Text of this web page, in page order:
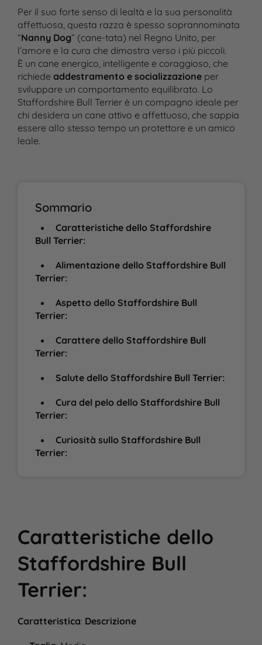
Per il suo forte senso di lealtà e la sua personalità
affettuosa, questa razza è spesso soprannominata
“Nanny Dog” (cane-tata) nel Regno Unito, per
l’amore e la cura che dimostra verso i più piccoli.
È un cane energico, intelligente e coraggioso, che
richiede addestramento e socializzazioneper
sviluppare un comportamento equilibrato. Lo
Staffordshire Bull Terrier è un compagno ideale per
chi desidera un cane attivo e affettuoso, che sappia
essere allo stesso tempo un protettore e un amico
leale.
Sommario
Caratteristiche dello Staffordshire
Bull Terrier:
Alimentazione dello Staffordshire Bull
Terrier:
Aspetto dello Staffordshire Bull
Terrier:
Carattere dello Staffordshire Bull
Terrier:
Salute dello Staffordshire Bull Terrier:
Cura del pelo dello Staffordshire Bull
Terrier:
Curiosità sullo Staffordshire Bull
Terrier:
Caratteristiche dello
Staffordshire Bull
Terrier:
Caratteristica: Descrizione